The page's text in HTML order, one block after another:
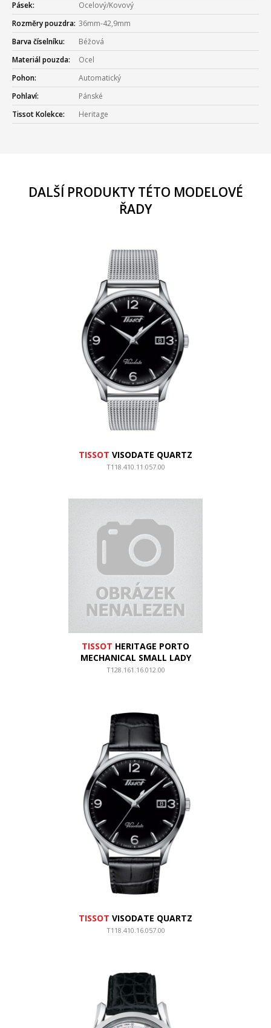
Pásek:
Ocelový/Kovový
Rozměry pouzdra: 36mm-42,9mm
Barva číselníku:
Béžová
Materiál pouzda:
Ocel
Pohon:
Automatický
Pohlaví:
Pánské
Tissot Kolekce:
Heritage
DALŠÍ PRODUKTY TÉTO MODELOVÉ
ŘADY
TISSOT VISODATE QUARTZ
T118.410.11.057.00
TISSOT HERITAGE PORTO
MECHANICAL SMALL LADY
T128.161.16.012.00
TISSOT VISODATE QUARTZ
T118.410.16.057.00